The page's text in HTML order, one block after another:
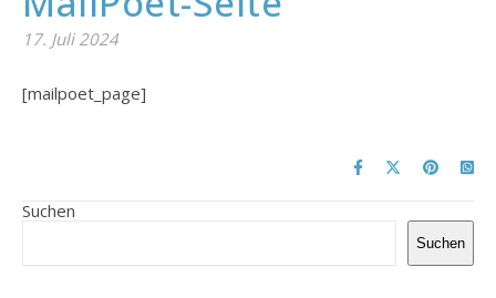
17. Juli 2024
[mailpoet_page]
Suchen
Suchen